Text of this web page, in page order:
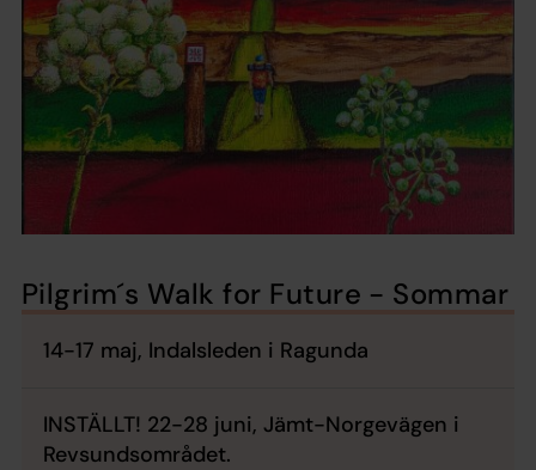
Pilgrim´s Walk for Future - Sommar
14-17 maj, Indalsleden i Ragunda
INSTÄLLT! 22-28 juni, Jämt-Norgevägen i
Revsundsområdet.